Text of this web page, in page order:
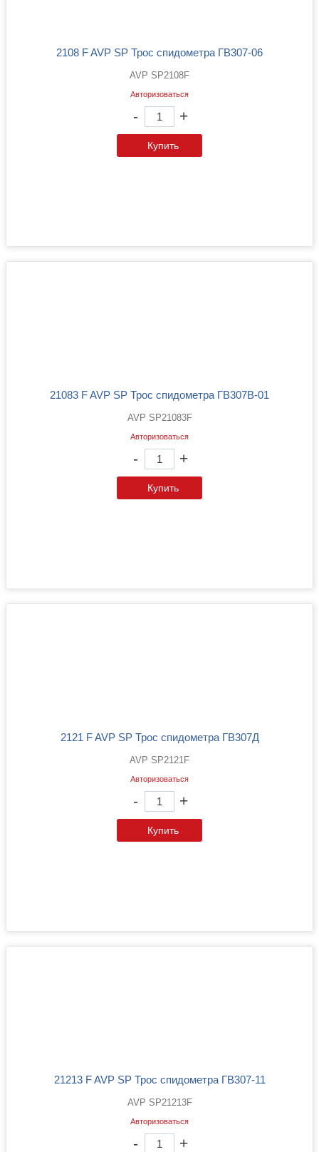
2108 F AVP SP Трос спидометра ГВ307-06
AVP SP2108F
Авторизоваться
- +
Купить
21083 F AVP SP Трос спидометра ГВ307В-01
AVP SP21083F
Авторизоваться
- +
Купить
2121 F AVP SP Трос спидометра ГВ307Д
AVP SP2121F
Авторизоваться
- +
Купить
21213 F AVP SP Трос спидометра ГВ307-11
AVP SP21213F
Авторизоваться
- +